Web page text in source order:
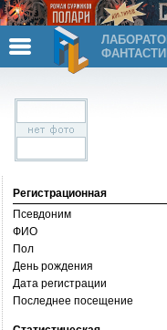
Регистрационная
Псевдоним
ФИО
Пол
День рождения
Дата регистрации
Последнее посещение